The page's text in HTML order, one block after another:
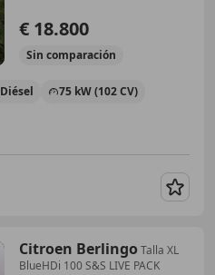
€ 18.800
Sin comparación
Diésel 75 kW (102 CV)
Citroen Berlingo Talla XL
BlueHDi 100 S&S LIVE PACK